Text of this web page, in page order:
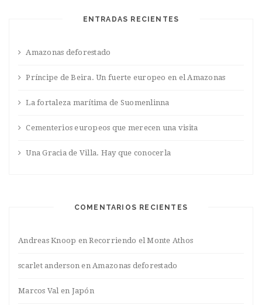
ENTRADAS RECIENTES
Amazonas deforestado
Príncipe de Beira. Un fuerte europeo en el Amazonas
La fortaleza marítima de Suomenlinna
Cementerios europeos que merecen una visita
Una Gracia de Villa. Hay que conocerla
COMENTARIOS RECIENTES
Andreas Knoop enRecorriendo el Monte Athos
scarlet anderson en Amazonas deforestado
Marcos Val en Japón